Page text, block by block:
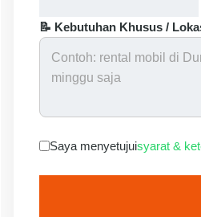
📝 Kebutuhan Khusus /
Saya menyetujuisyarat &